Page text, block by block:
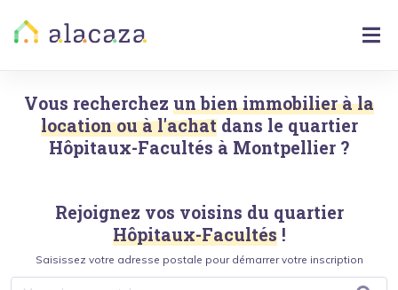
Vous recherchez un bien immobilier à la
location ou à l'achat dans le quartier
Hôpitaux-Facultés à Montpellier ?
Rejoignez vos voisins du quartier
Hôpitaux-Facultés !
Saisissez votre adresse postale pour démarrer votre inscription